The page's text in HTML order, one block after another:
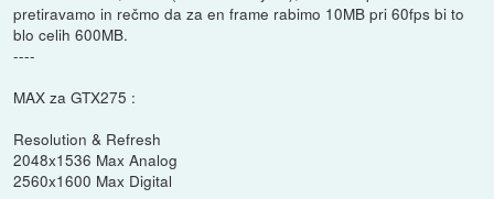
pretiravamo in rečmo da za en frame rabimo 10MB pri 60fps bi to
blo celih 600MB.
----
MAX za GTX275 :
Resolution & Refresh
2048x1536 Max Analog
2560x1600 Max Digital